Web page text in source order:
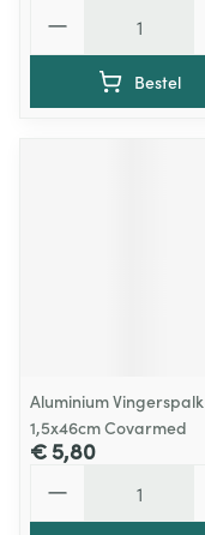
Bestel
Aluminium Vingerspalk
1,5x46cm Covarmed
€ 5,80